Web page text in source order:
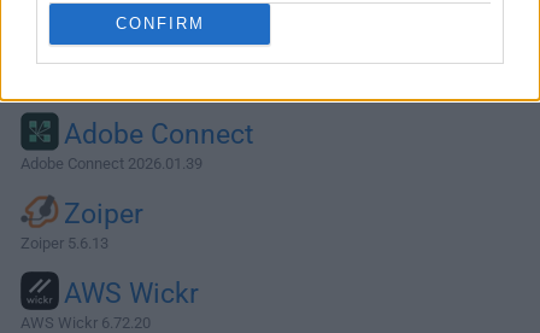
CONFIRM
Alternativas y Software Similar
Adobe Connect
Adobe Connect 2026.01.39
Zoiper
Zoiper 5.6.13
AWS Wickr
AWS Wickr 6.72.20